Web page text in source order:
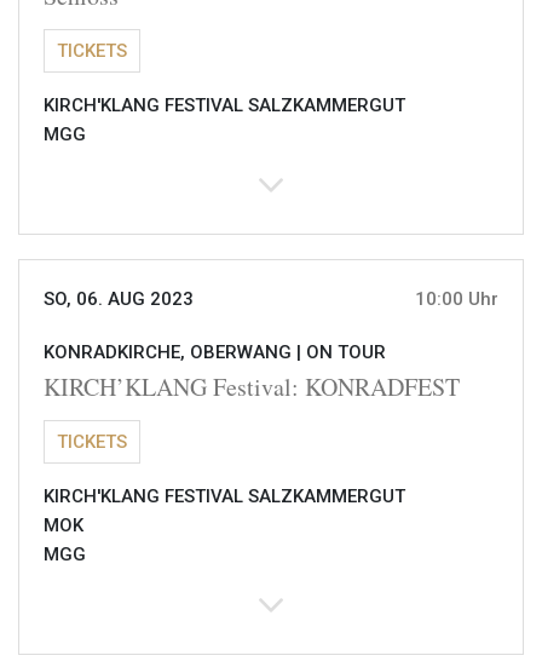
TICKETS
KIRCH'KLANG FESTIVAL SALZKAMMERGUT
MGG
SO, 06. AUG 2023 10:00 Uhr
KONRADKIRCHE, OBERWANG | ON TOUR
KIRCH’KLANG Festival: KONRADFEST
TICKETS
KIRCH'KLANG FESTIVAL SALZKAMMERGUT
MOK
MGG